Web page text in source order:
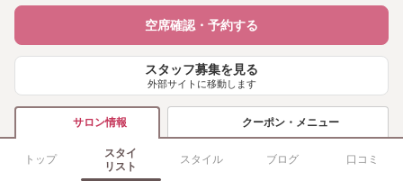
空席確認・予約する
スタッフ募集を見る
外部サイトに移動します
サロン情報 クーポン・メニュー
トップ
スタイ
リスト
スタイル ブログ 口コミ